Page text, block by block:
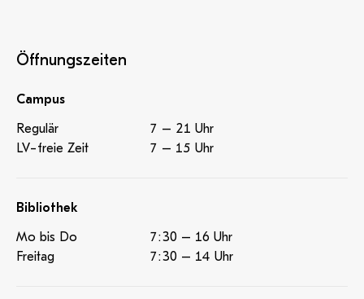
Öffnungszeiten
Campus
Regulär
7 – 21 Uhr
LV-freie Zeit
7 – 15 Uhr
Bibliothek
Mo bis Do
7:30 – 16 Uhr
Freitag
7:30 – 14 Uhr